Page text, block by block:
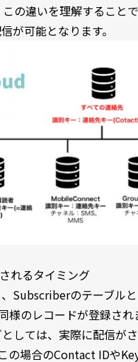
の違いを理解すること
が可能となります。
れるタイミング
Subscriberのテーブル
様のレコードが登録さ
しては、実際に配信が
の場合のContact IDや